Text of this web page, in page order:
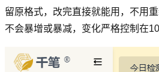
留原格式，改完直接就能用，不用
不会暴增或暴减，变化严格控制在